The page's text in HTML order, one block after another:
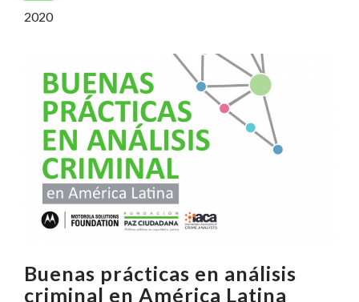
2020
Buenas prácticas en análisis
criminal en América Latina